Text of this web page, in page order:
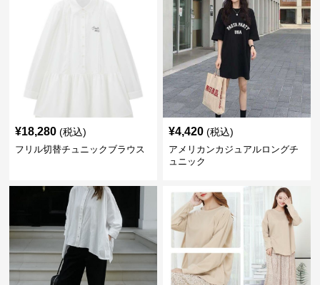
¥18,280 (税込)
フリル切替チュニックブラウス
¥4,420 (税込)
アメリカンカジュアルロングチ
ュニック